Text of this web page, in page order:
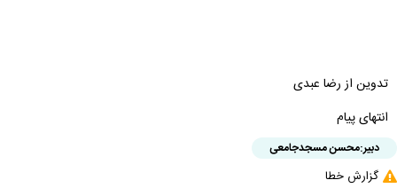
تدوین از رضا عبدی
انتهای پیام
دبیر:محسن مسجدجامعی
گزارش خطا